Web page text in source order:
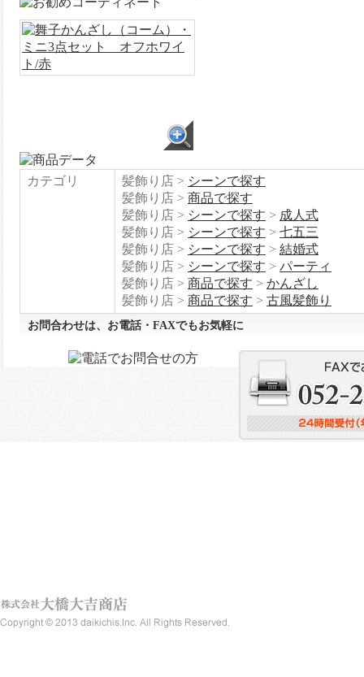
カテゴリ 髪飾り店 > シーンで探す
髪飾り店 > 商品で探す
髪飾り店 > シーンで探す > 成人式
髪飾り店 > シーンで探す > 七五三
髪飾り店 > シーンで探す > 結婚式
髪飾り店 > シーンで探す > パーティ
髪飾り店 > 商品で探す > かんざし
髪飾り店 > 商品で探す > 古風髪飾り
お問合わせは、お電話・FAXでもお気軽に